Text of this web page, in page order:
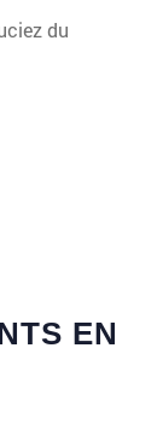
du
EN